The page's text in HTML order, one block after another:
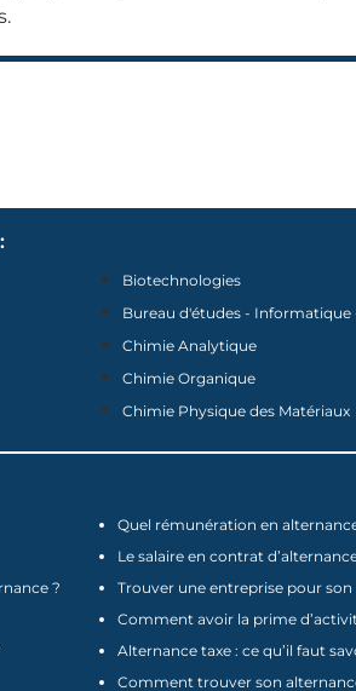
Biotechnologies
Bureau d'études -
Chimie Analytique
Chimie Organique
Chimie Physique des Matériaux
?
Quel rémunération en
Le salaire en contrat
Trouver une entreprise pour
Comment avoir la prime
Alternance taxe : ce qu’il faut
Comment trouver son